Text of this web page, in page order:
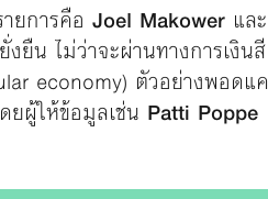
ยการคือ Joel Makowerและ
น ไม่ว่าจะผ่านทางการเงินสี
economy) ตัวอย่างพอดแค
ยผู้ให้ข้อมูลเช่น Patti Poppe